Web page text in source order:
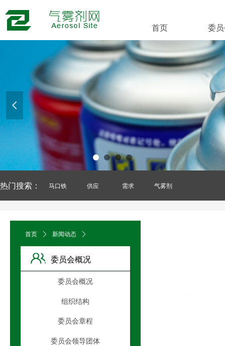
넳
首页 委
热门搜索： 马口铁 供应 需求 气雾剂
首页 ꄲ 新闻动态 ꄲ
文章详情页
委员会概况
委员会概况
组织结构
委员会章程
委员会领导团体